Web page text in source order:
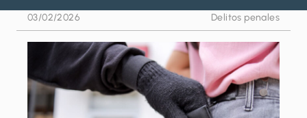
buscar
Escape
cerrar
03/02/2026 Delitos penales